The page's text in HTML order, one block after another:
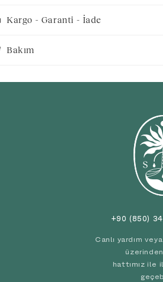
Kargo - Garanti - İade
Bakım
+90 (850)
Canlı yardım
hattımız ile